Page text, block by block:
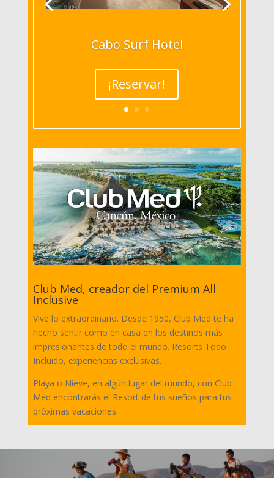
Cabo Surf Hotel
¡Reservar!
Club Med, creador del Premium All
Inclusive
Vive lo extraordinario. Desde 1950, Club Med te ha
hecho sentir como en casa en los destinos más
impresionantes de todo el mundo. Resorts Todo
Incluido, experiencias exclusivas.
Playa o Nieve, en algún lugar del mundo, con Club
Med encontrarás el Resort de tus sueños para tus
próximas vacaciones.